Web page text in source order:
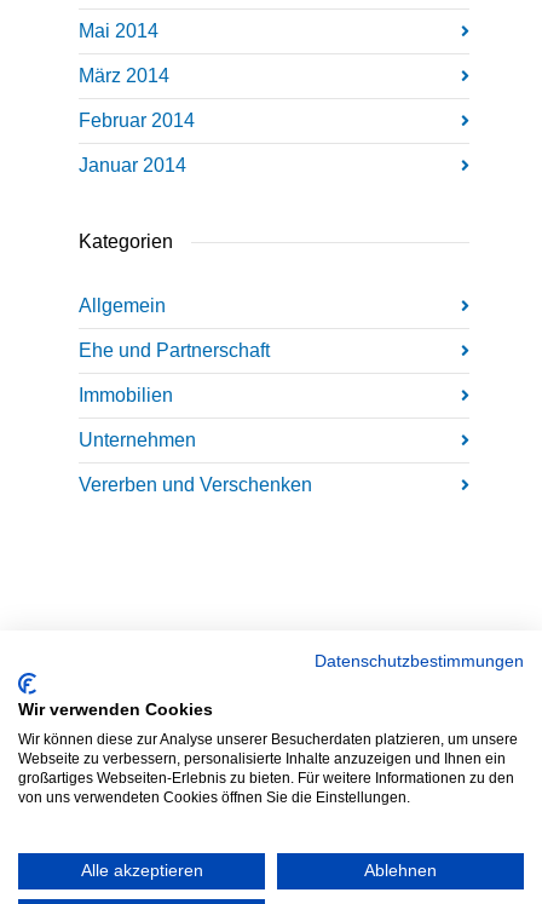
Mai 2014
März 2014
Februar 2014
Januar 2014
Kategorien
Allgemein
Ehe und Partnerschaft
Immobilien
Unternehmen
Vererben und Verschenken
©2026 Notare Grauel und Baltzer. Alle Rechte vorbehalten.
Datenschutzbestimmungen
Wir verwenden Cookies
Wir können diese zur Analyse unserer Besucherdaten platzieren, um unsere
Webseite zu verbessern, personalisierte Inhalte anzuzeigen und Ihnen ein
großartiges Webseiten-Erlebnis zu bieten. Für weitere Informationen zu den
von uns verwendeten Cookies öffnen Sie die Einstellungen.
Alle akzeptieren Ablehnen